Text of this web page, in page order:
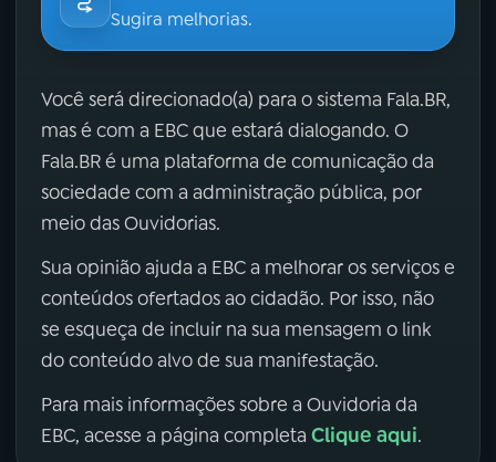
Sugira melhorias.
Você será direcionado(a) para o sistema Fala.BR,
mas é com a EBC que estará dialogando. O
Fala.BR é uma plataforma de comunicação da
sociedade com a administração pública, por
meio das Ouvidorias.
Sua opinião ajuda a EBC a melhorar os serviços e
conteúdos ofertados ao cidadão. Por isso, não
se esqueça de incluir na sua mensagem o link
do conteúdo alvo de sua manifestação.
Para mais informações sobre a Ouvidoria da
EBC, acesse a página completa Clique aqui.